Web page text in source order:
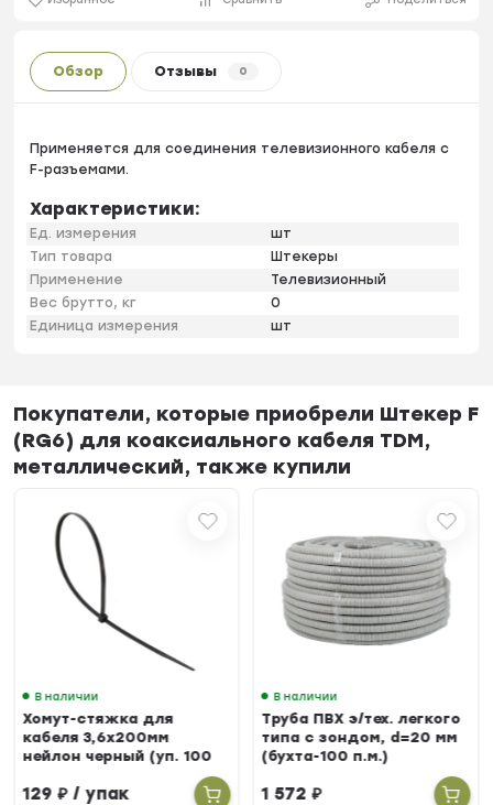
Обзор Отзывы 0
Применяется для соединения телевизионного кабеля с
F-разъемами.
Характеристики:
Ед. измерения
шт
Тип товара
Штекеры
Применение
Телевизионный
Вес брутто, кг
0
Единица измерения
шт
Покупатели, которые приобрели Штекер F
(RG6) для коаксиального кабеля TDM,
металлический, также купили
В наличии
Хомут-стяжка для
кабеля 3,6х200мм
нейлон черный (уп. 100
129₽/ упак
В наличии
Труба ПВХ э/тех. легкого
типа с зондом, d=20 мм
(бухта-100 п.м.)
1 572₽